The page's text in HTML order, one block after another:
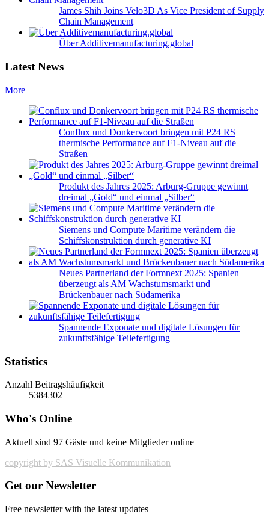
James Shih Joins Velo3D As Vice President of Supply
Chain Management
Über Additivemanufacturing.global
Latest News
More
Conflux und Donkervoort bringen mit P24 RS
thermische Performance auf F1-Niveau auf die
Straßen
Produkt des Jahres 2025: Arburg-Gruppe gewinnt
dreimal „Gold“ und einmal „Silber“
Siemens und Compute Maritime verändern die
Schiffskonstruktion durch generative KI
Neues Partnerland der Formnext 2025: Spanien
überzeugt als AM Wachstumsmarkt und
Brückenbauer nach Südamerika
Spannende Exponate und digitale Lösungen für
zukunftsfähige Teilefertigung
Statistics
Anzahl Beitragshäufigkeit
5384302
Who's Online
Aktuell sind 97 Gäste und keine Mitglieder online
copyright by SAS Visuelle Kommunikation
Get our Newsletter
Free newsletter with the latest updates